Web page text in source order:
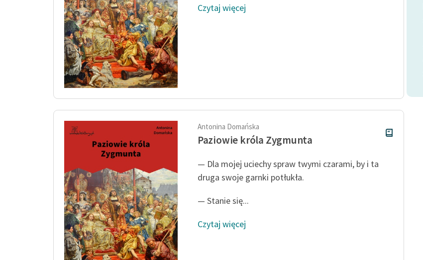
Czytaj więcej
Antonina Domańska
Paziowie króla Zygmunta
— Dla mojej uciechy spraw twymi czarami, by i ta
druga swoje garnki potłukła.
— Stanie się...
Czytaj więcej